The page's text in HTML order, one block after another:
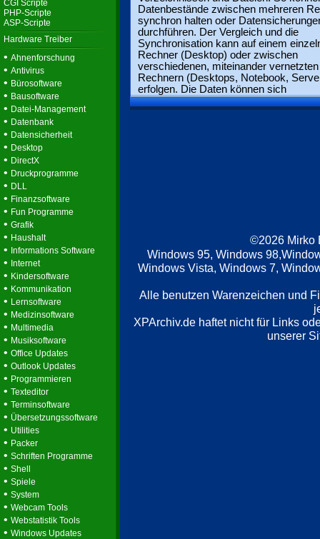
CGI Scripte
PHP-Scripte
ASP-Scripte
Hardware Treiber
• Ahnenforschung
• Antivirus
• Bürosoftware
• Bausoftware
• Datei-Management
• Datenbank
• Datensicherheit
• Desktop
• DirectX
• Druckprogramme
• DLL
• Finanzsoftware
• Fun Programme
• Grafik
• Haushalt
• Informations Software
• Internet
• Kindersoftware
• Kommunikation
• Lernsoftware
• Medizinsoftware
• Multimedia
• Musiksoftware
• Office Updates
• Outlook Updates
• Programmieren
• Texteditor
• Terminsoftware
• Übersetzungssoftware
• Utilities
• Packer
• Schriften Programme
• Shell
• Spiele
• System
• Webcam Tools
• Webstatistik Tools
• Windows Updates
Datenbestände zwischen mehreren
synchron halten oder
durchführen. Der Vergleich und die
Synchronisation kann auf einem
Rechner (Desktop) oder zwischen
verschiedenen, miteinander vernetzten
Rechnern (Desktops, Notebook,
erfolgen. Die Daten können sich
©2026 Mirko
Windows 95, Windows
Windows Vista, Windows 7,
Alle benutzen Warenzeichen und
XPArchiv.de haftet nicht für Links
unserer